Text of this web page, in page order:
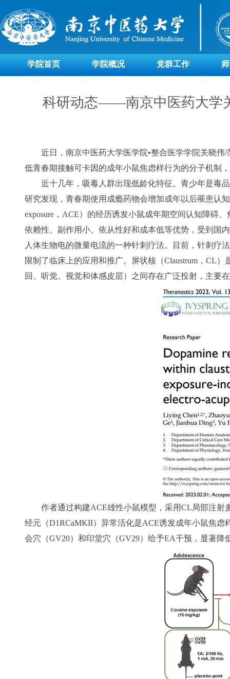
学院首页 学院概况 党群工作
科研动态——南京中医药大学
近日，南京中医药大学医学院•整合医学学院关晓伟/
低青春期接触可卡因的成年小鼠焦虑样行为的分子机制
近十几年，吸毒人群出现低龄化特征。青少年是毒
研究发现，青春期使用成瘾药物会增加成年以后罹患认
exposure，ACE）的经历诱发小鼠成年期空间认知障碍
依赖性、副作用小、依从性好和成本低等优势，受到国
人体生物电的微量电流的一种针刺疗法。目前，针刺疗
限制了临床上的应用和推广。屏状核（Claustrum，CL
回、听觉、视觉和体感皮层）之间存在广泛投射，主要
作者通过构建ACE雄性小鼠模型，采用CL局部注
经元（D1RCaMKII）异常活化是ACE诱发成年小鼠焦
会穴（GV20）和印堂穴（GV29）给予EA干预，显著降